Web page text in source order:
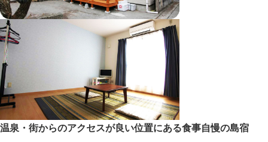
温泉・街からのアクセスが良い位置にある食事自慢の島宿